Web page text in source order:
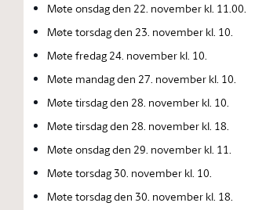
Møte onsdag den 22. november kl. 11.00.
Møte torsdag den 23. november kl. 10.
Møte fredag 24. november kl. 10.
Møte mandag den 27. november kl. 10.
Møte tirsdag den 28. november kl. 10.
Møte tirsdag den 28. november kl. 18.
Møte onsdag den 29. november kl. 11.
Møte torsdag 30. november kl. 10.
Møte torsdag den 30. november kl. 18.